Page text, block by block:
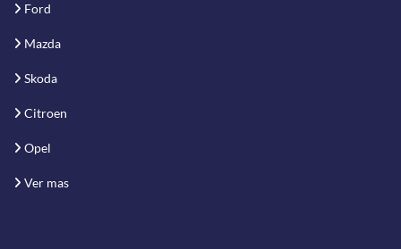
Ford
Mazda
Skoda
Citroen
Opel
Ver mas